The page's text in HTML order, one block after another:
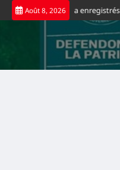
Skip
to
Août 8, 2026
positifs d’Ebola enregistrés